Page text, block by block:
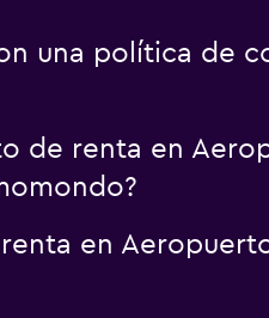
una política de
de renta en
en